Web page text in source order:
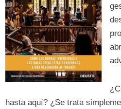
hasta aquí? ¿Se trata